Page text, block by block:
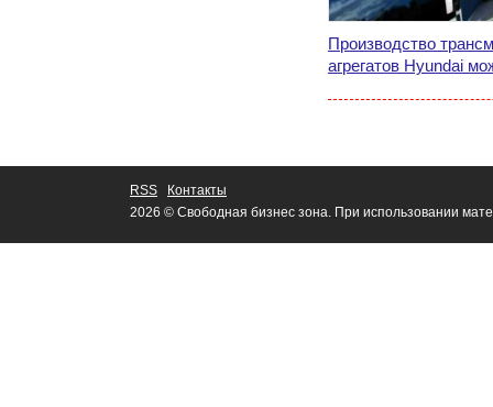
Производство
агрегатов Hyundai
RSS
Контакты
2026 © Свободная бизнес зона. При использовании